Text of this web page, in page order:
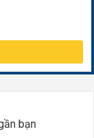
bạn